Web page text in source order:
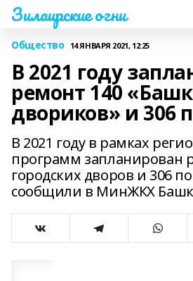
Зилаирские огни
Общество 14 ЯНВАРЯ 2021, 12:25
В 2021 году
ремонт 140
двориков» и 306
В 2021 году в рамках
программ запланирован
городских дворов и 306
сообщили в МинЖКХ